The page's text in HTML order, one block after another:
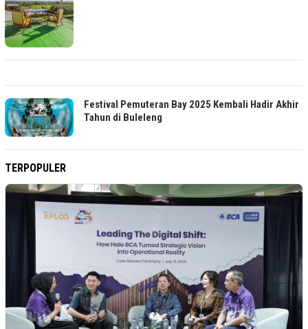
Festival Pemuteran Bay 2025 Kembali Hadir Akhir
Tahun di Buleleng
TERPOPULER